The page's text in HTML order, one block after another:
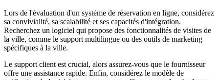
Lors de l'évaluation d'un système de réservation en ligne, considérez
sa convivialité, sa scalabilité et ses capacités d'intégration.
Recherchez un logiciel qui propose des fonctionnalités de visites de
la ville, comme le support multilingue ou des outils de marketing
spécifiques à la ville.
Le support client est crucial, alors assurez-vous que le fournisseur
offre une assistance rapide. Enfin, considérez le modèle de